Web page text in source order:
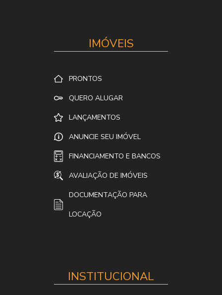
IMÓVEIS
PRONTOS
QUERO ALUGAR
LANÇAMENTOS
ANUNCIE SEU IMÓVEL
FINANCIAMENTO E BANCOS
AVALIAÇÃO DE IMÓVEIS
DOCUMENTAÇÃO PARA
LOCAÇÃO
INSTITUCIONAL